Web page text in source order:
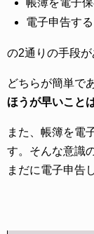
帳簿を電子
電子申告する
の2通りの手段が
どちらが簡単で
ほうが早いこと
また、帳簿を電
す。そんな意識
まだに電子申告